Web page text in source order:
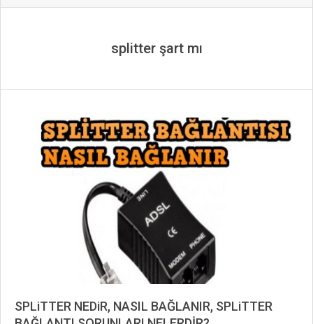
splitter şart mı
SPLiTTER NEDiR, NASIL BAĞLANIR, SPLiTTER